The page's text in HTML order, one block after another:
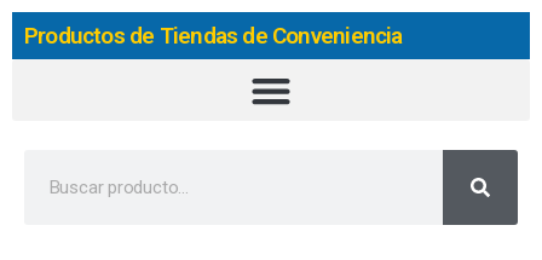
Productos de Tiendas de Conveniencia